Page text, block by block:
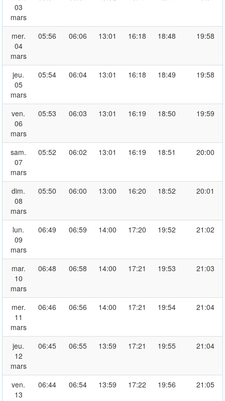
03
mars
mer.
04
mars
05:56 06:06 13:01 16:18 18:48 19:58
jeu.
05
mars
05:54 06:04 13:01 16:18 18:49 19:58
ven.
06
mars
05:53 06:03 13:01 16:19 18:50 19:59
sam.
07
mars
05:52 06:02 13:01 16:19 18:51 20:00
dim.
08
mars
05:50 06:00 13:00 16:20 18:52 20:01
lun.
09
mars
06:49 06:59 14:00 17:20 19:52 21:02
mar.
10
mars
06:48 06:58 14:00 17:21 19:53 21:03
mer.
11
mars
06:46 06:56 14:00 17:21 19:54 21:04
jeu.
12
mars
06:45 06:55 13:59 17:21 19:55 21:04
ven.
13
06:44 06:54 13:59 17:22 19:56 21:05